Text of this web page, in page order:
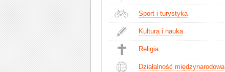
Sport i turystyka
Kultura i nauka
Religia
Działalność międzynarodowa